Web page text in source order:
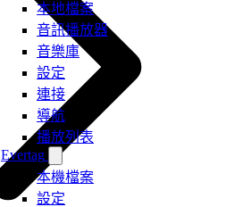
本地檔案
音訊播放器
音樂庫
設定
連接
導航
播放列表
Evertag
本機檔案
設定